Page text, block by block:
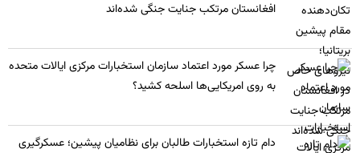
افغانستان مرتکب جنایت جنگی شده‌اند
چرا عسکر مورد اعتماد سازمان استخبارات مرکزی ایالات متحده
به روی امریکایی‌ها اسلحه کشید؟
​دام تازه استخبارات طالبان برای نظامیان پیشین؛ عسکرگیری